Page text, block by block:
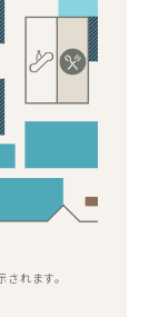
れます。